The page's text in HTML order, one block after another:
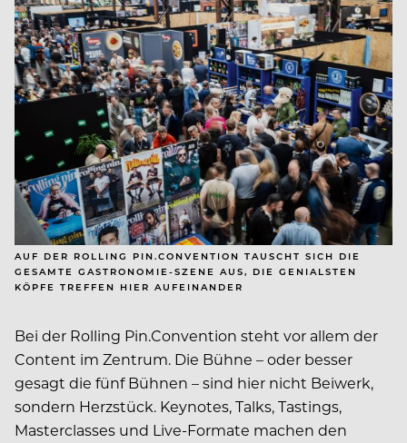
AUF DER ROLLING PIN.CONVENTION TAUSCHT SICH DIE
GESAMTE GASTRONOMIE-SZENE AUS, DIE GENIALSTEN
KÖPFE TREFFEN HIER AUFEINANDER
Bei der Rolling Pin.Convention steht vor allem der
Content im Zentrum. Die Bühne – oder besser
gesagt die fünf Bühnen – sind hier nicht Beiwerk,
sondern Herzstück. Keynotes, Talks, Tastings,
Masterclasses und Live-Formate machen den